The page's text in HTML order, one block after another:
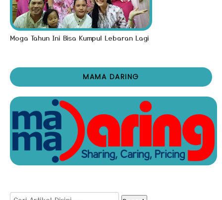
Moga Tahun Ini Bisa Kumpul Lebaran Lagi
MAMA DARING